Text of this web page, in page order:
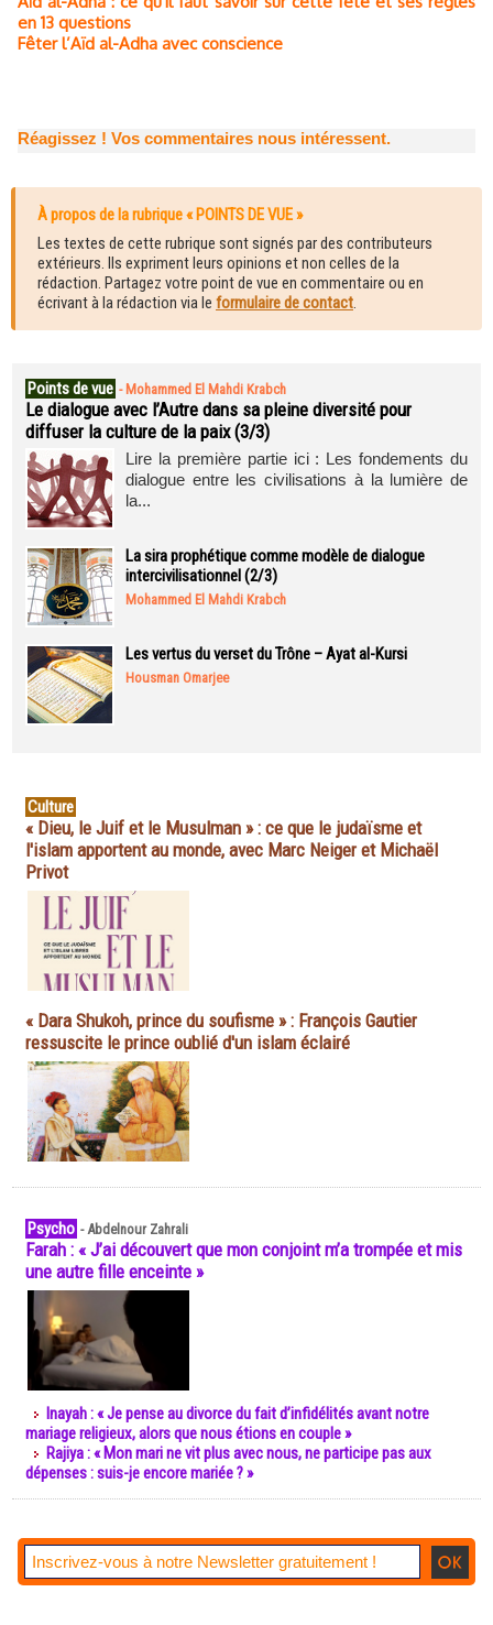
en 13 questions
Fêter l’Aïd al-Adha avec conscience
Réagissez ! Vos commentaires nous intéressent.
À propos de la rubrique « POINTS DE VUE »
Les textes de cette rubrique sont signés par des contributeurs
extérieurs. Ils expriment leurs opinions et non celles de la
rédaction. Partagez votre point de vue en commentaire ou en
écrivant à la rédaction via le formulaire de contact
Points de vue - Mohammed El Mahdi Krabch
Le dialogue avec l’Autre dans sa pleine diversité pour
diffuser la culture de la paix (3/3)
Lire la première partie ici : Les fondements du
dialogue entre les civilisations à la lumière de
la...
La sira prophétique comme modèle de dialogue
intercivilisationnel (2/3)
Mohammed El Mahdi Krabch
Les vertus du verset du Trône – Ayat al-Kursi
Housman Omarjee
Culture
« Dieu, le Juif et le Musulman » : ce que le judaïsme et
l'islam apportent au monde, avec Marc Neiger et Michaël
Privot
« Dara Shukoh, prince du soufisme » : François Gautier
ressuscite le prince oublié d'un islam éclairé
Psycho -Abdelnour Zahrali
Farah : « J’ai découvert que mon conjoint m’a trompée et mis
une autre fille enceinte »
Inayah : « Je pense au divorce du fait d’infidélités avant notre
mariage religieux, alors que nous étions en couple »
Rajiya : « Mon mari ne vit plus avec nous, ne participe pas aux
dépenses : suis-je encore mariée ? »